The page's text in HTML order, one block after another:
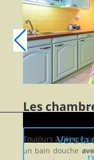
Les
Toujours à l'étage,
un bain douche
Vers la